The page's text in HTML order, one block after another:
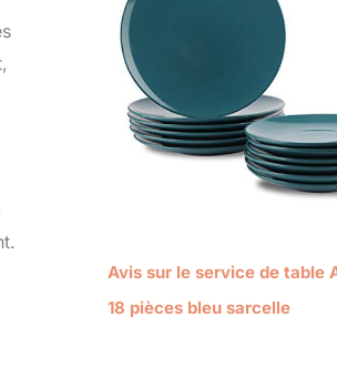
Avis sur le service de table
18 pièces bleu sarcelle